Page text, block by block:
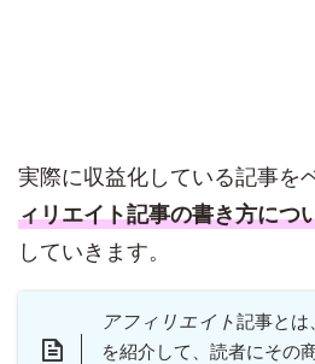
実際に収益化している記事を
ィリエイト記事の書き方につ
していきます。
アフィリエイト記事とは
を紹介して、読者にその